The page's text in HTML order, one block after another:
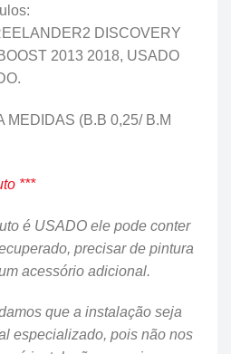
DISCOVERY
2013 2018, USADO
MEDIDAS (B.B 0,25/ B.M
***
é USADO ele pode conter
precisar de pintura
acessório adicional.
que a instalação seja
especializado, pois não nos